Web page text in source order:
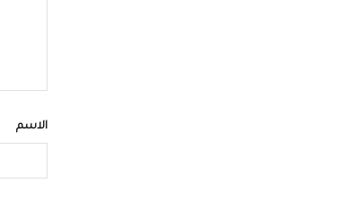
الاسم